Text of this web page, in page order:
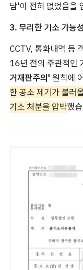
담'이 전혀 없었음을
3. 무리한 기소 가능
CCTV, 통화내역 등
16년 전의 주관적인
거재판주의' 원칙에
한 공소 제기가 불러
기소 처분을 압박했